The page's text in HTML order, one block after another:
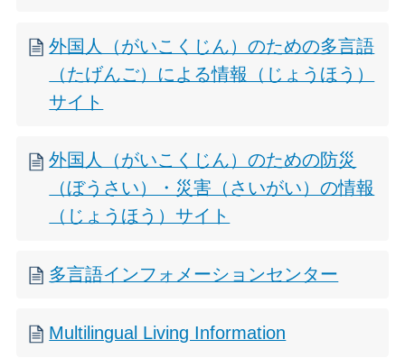
外国人（がいこくじん）のための多言語
（たげんご）による情報（じょうほう）
サイト
外国人（がいこくじん）のための防災
（ぼうさい）・災害（さいがい）の情報
（じょうほう）サイト
多言語インフォメーションセンター
Multilingual Living Information